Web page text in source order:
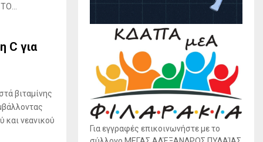
C για
βιταμίνης
και νεανικού
Για εγγραφές επικοινωνήστε με το